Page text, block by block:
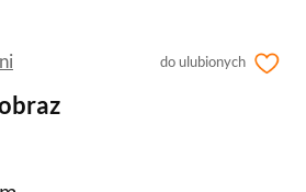
do ulubionych